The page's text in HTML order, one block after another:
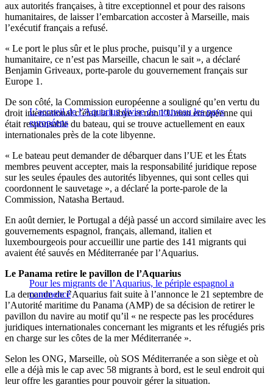
aux autorités françaises, à titre exceptionnel et pour des raisons
humanitaires, de laisser l’embarcation accoster à Marseille, mais
l’exécutif français a refusé.
« Le port le plus sûr et le plus proche, puisqu’il y a urgence
humanitaire, ce n’est pas Marseille, chacun le sait », a déclaré
Benjamin Griveaux, porte-parole du gouvernement français sur
Europe 1.
L’accueil de l’Aquarius divise de nouveau les pays
européens
De son côté, la Commission européenne a souligné qu’en vertu du
droit international c’était la Libye et non l’Union européenne qui
était responsable du bateau, qui se trouve actuellement en eaux
internationales près de la cote libyenne.
« Le bateau peut demander de débarquer dans l’UE et les États
membres peuvent accepter, mais la responsabilité juridique repose
sur les seules épaules des autorités libyennes, qui sont celles qui
coordonnent le sauvetage », a déclaré la porte-parole de la
Commission, Natasha Bertaud.
En août dernier, le Portugal a déjà passé un accord similaire avec les
gouvernements espagnol, français, allemand, italien et
luxembourgeois pour accueillir une partie des 141 migrants qui
avaient été sauvés en Méditerranée par l’Aquarius.
Pour les migrants de l’Aquarius, le périple espagnol a
commencé
Le Panama retire le pavillon de l’Aquarius
La demande de l’Aquarius fait suite à l’annonce le 21 septembre de
l’Autorité maritime du Panama (AMP) de sa décision de retirer le
pavillon du navire au motif qu’il « ne respecte pas les procédures
juridiques internationales concernant les migrants et les réfugiés pris
en charge sur les côtes de la mer Méditerranée ».
Selon les ONG, Marseille, où SOS Méditerranée a son siège et où
elle a déjà mis le cap avec 58 migrants à bord, est le seul endroit qui
leur offre les garanties pour pouvoir gérer la situation.